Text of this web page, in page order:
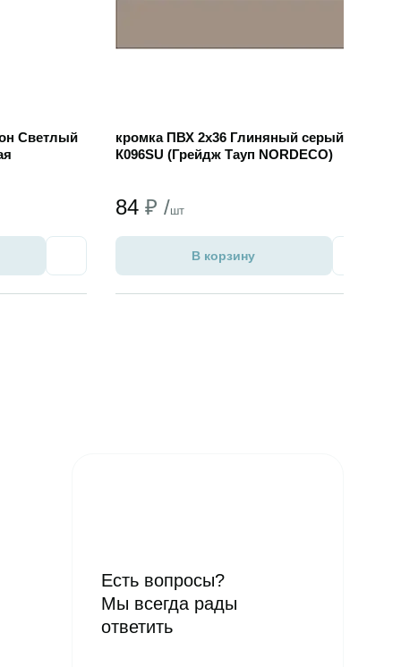
Светлый
кромка ПВХ 2х36 Глиняный серый GP
К096SU (Грейдж Тауп NORDECO)
84 ₽ /шт
В корзину
Есть вопросы?
Мы всегда рады
ответить